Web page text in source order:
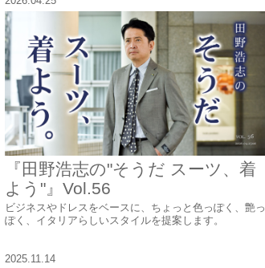
『田野浩志の"そうだ スーツ、着
よう"』Vol.56
ビジネスやドレスをベースに、ちょっと色っぽく、艶っ
ぽく、イタリアらしいスタイルを提案します。
2025.11.14